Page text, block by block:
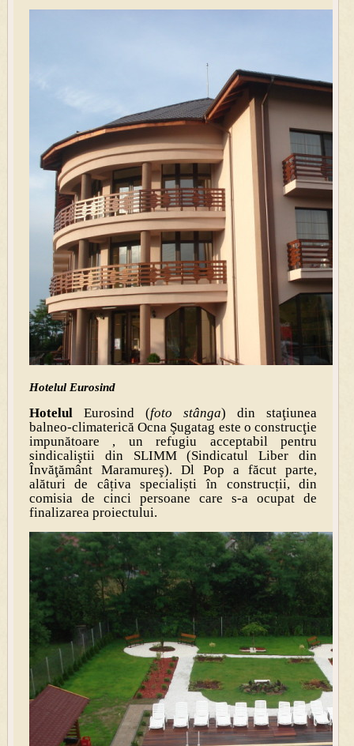
Hotelul Eurosind
Hotelul Eurosind (foto stânga) din staţiunea
balneo-climaterică Ocna Şugatag este o construcţie
impunătoare , un refugiu acceptabil pentru
sindicaliştii din SLIMM (Sindicatul Liber din
Învăţământ Maramureş). Dl Pop a făcut parte,
alături de câțiva specialiști în construcții, din
comisia de cinci persoane care s-a ocupat de
finalizarea proiectului.